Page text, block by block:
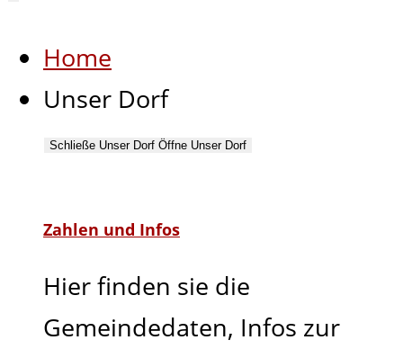
Home
Unser Dorf
Schließe Unser Dorf Öffne Unser Dorf
Zahlen und Infos
Hier finden sie die
Gemeindedaten, Infos zur